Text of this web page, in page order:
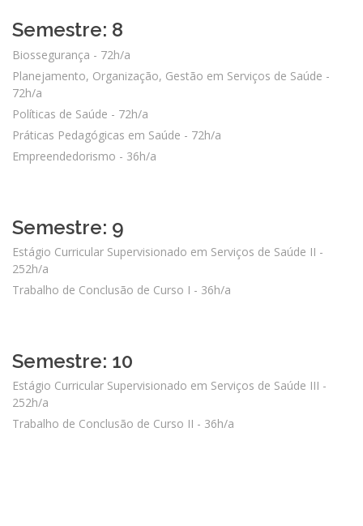
Semestre: 8
Biossegurança - 72h/a
Planejamento, Organização, Gestão em Serviços de Saúde -
72h/a
Políticas de Saúde - 72h/a
Práticas Pedagógicas em Saúde - 72h/a
Empreendedorismo - 36h/a
Semestre: 9
Estágio Curricular Supervisionado em Serviços de Saúde II -
252h/a
Trabalho de Conclusão de Curso I - 36h/a
Semestre: 10
Estágio Curricular Supervisionado em Serviços de Saúde III -
252h/a
Trabalho de Conclusão de Curso II - 36h/a